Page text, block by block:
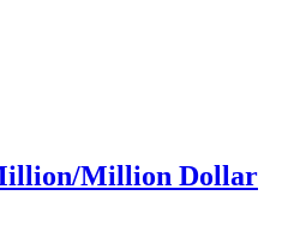
Million Dollar